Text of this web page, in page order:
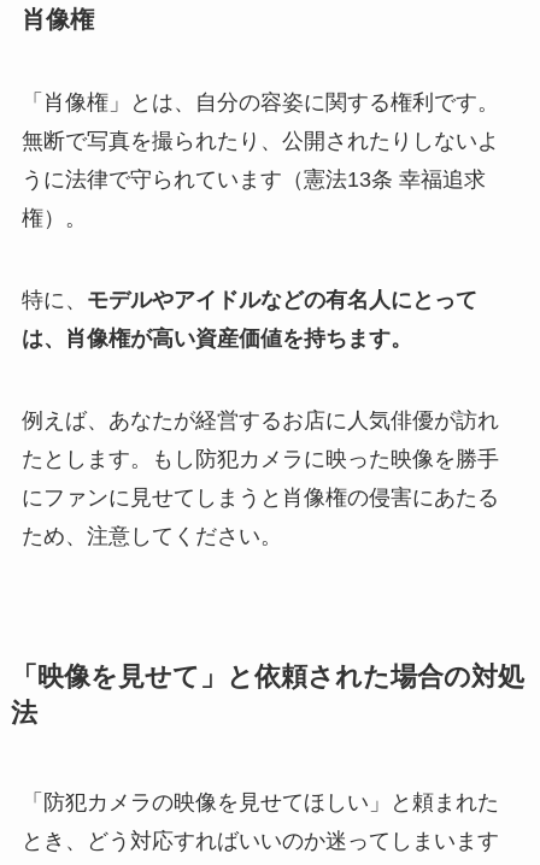
肖像権
「肖像権」とは、自分の容姿に関する権利です。
無断で写真を撮られたり、公開されたりしないよ
うに法律で守られています（憲法13条 幸福追求
権）。
特に、 モデルやアイドルなどの有名人にとって
は、肖像権が高い資産価値を持ちます。
例えば、あなたが経営するお店に人気俳優が訪れ
たとします。もし防犯カメラに映った映像を勝手
にファンに見せてしまうと肖像権の侵害にあたる
ため、注意してください。
「映像を見せて」と依頼された場合の対処
法
「防犯カメラの映像を見せてほしい」と頼まれた
とき、どう対応すればいいのか迷ってしまいます